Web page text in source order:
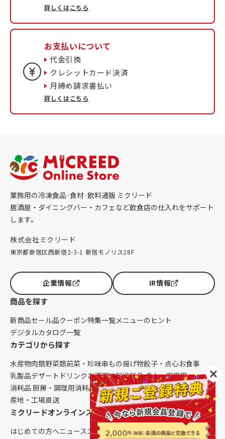
詳しくはこちら
お支払いについて
代金引換
クレシットカード決済
月締め請求書払い
詳しくはこちら
業務用の冷凍食品·食材·飲料通販 ミクリード
居酒屋・ダイニングバー・カフェなど飲食店の仕入れをサポート
します。
株式会社ミクリード
東京都新宿区西新宿2-3-1 新宿モノリス28F
企業情報 IR情報
商品を探す
新商品セール品クーポン特集一覧メニューのヒント
デジタルカタログ一覧
カテゴリから探す
水産物肉類野菜類前菜・珍味串もの揚げ物餃子・点心お食事
乳製品デザート ドリンク お酒調味料消耗品 卓上・客席用
消耗品 厨房・調理用消耗品 クレンリネス生鮮品（配送便限定）
産地・工場直送
ミクリードオンラインストアについて
はじめての方へニュースコラムご利用ガイド会社概要